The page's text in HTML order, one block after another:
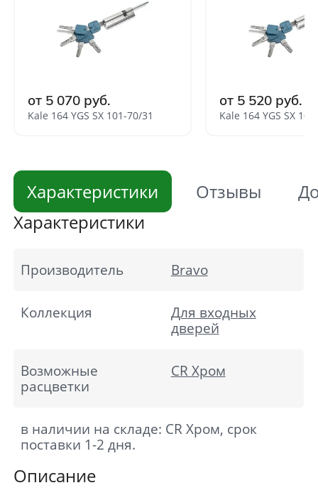
от 5 070 руб.
Kale 164 YGS SX 101-70/31
от 5 520 руб.
Kale 164 YGS SX
Характеристики Отзывы
Характеристики
Производитель Bravo
Коллекция
Для входных
дверей
Возможные
расцветки
CR Хром
в наличии на складе: CR Хром, срок
поставки 1-2 дня.
Описание